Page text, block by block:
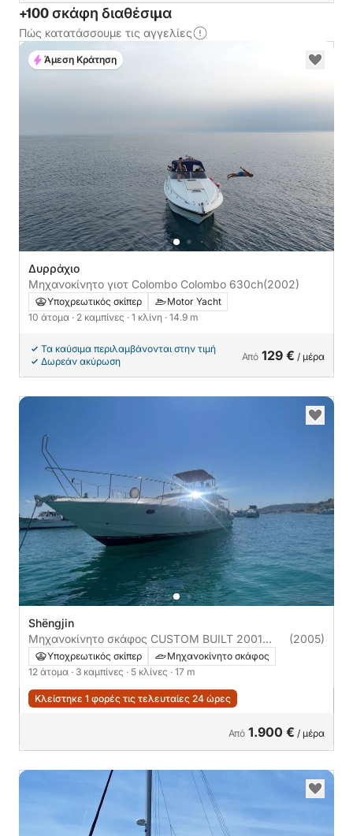
+100 σκάφη διαθέσιμα
Πώς κατατάσσουμε τις αγγελίες
Δυρράχιο
Μηχανοκίνητο γιοτ Colombo Colombo 630ch(2002)
Υποχρεωτικός σκίπερ
Motor Yacht
10 άτομα · 2 καμπίνες · 1 κλίνη · 14.9 m
Τα καύσιμα περιλαμβάνονται στην τιμή
Δωρεάν ακύρωση
Από 129 € / μέρα
Άμεση Κράτηση
Shëngjin
Μηχανοκίνητο σκάφος CUSTOM BUILT 2001
1300ch
(2005)
Υποχρεωτικός σκίπερ
Μηχανοκίνητο σκάφος
12 άτομα · 3 καμπίνες · 5 κλίνες · 17 m
Κλείστηκε 1 φορές τις τελευταίες 24 ώρες
Από 1.900 € / μέρα